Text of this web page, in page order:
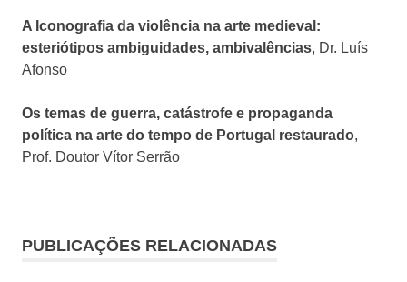
A Iconografia da violência na arte medieval:
esteriótipos ambiguidades, ambivalências, Dr. Luís
Afonso
Os temas de guerra, catástrofe e propaganda
política na arte do tempo de Portugal restaurado,
Prof. Doutor Vítor Serrão
PUBLICAÇÕES RELACIONADAS